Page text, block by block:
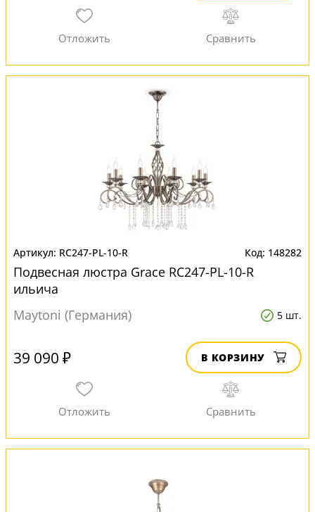
RC247-PL-10-R 148282
Подвесная люстра Grace RC247-PL-10-R
ильича
Maytoni (Германия)
5 шт.
39 090 ₽ В КОРЗИНУ